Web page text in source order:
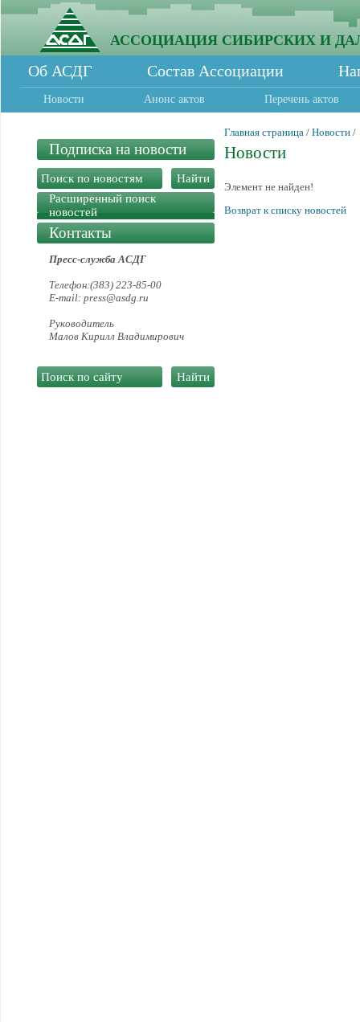
АССОЦИАЦИЯ СИБИРСКИХ И
Об АСДГ Состав Ассоциации
Новости Анонс актов Перечень актов
Подписка на новости
Расширенный поиск
новостей
Контакты
Пресс-служба АСДГ
Телефон:(383) 223-85-00
E-mail: press@asdg.ru
Руководитель
Малов Кирилл Владимирович
Главная страница / Новости /
Новости
Элемент не найден!
Возврат к списку новостей